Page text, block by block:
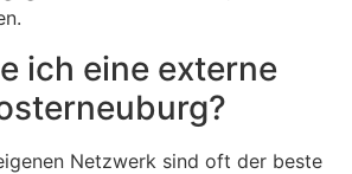
ich eine externe
Netzwerk sind oft der beste